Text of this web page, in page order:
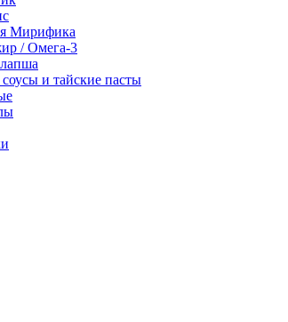
Мирифика
/ Омега-3
и тайские пасты